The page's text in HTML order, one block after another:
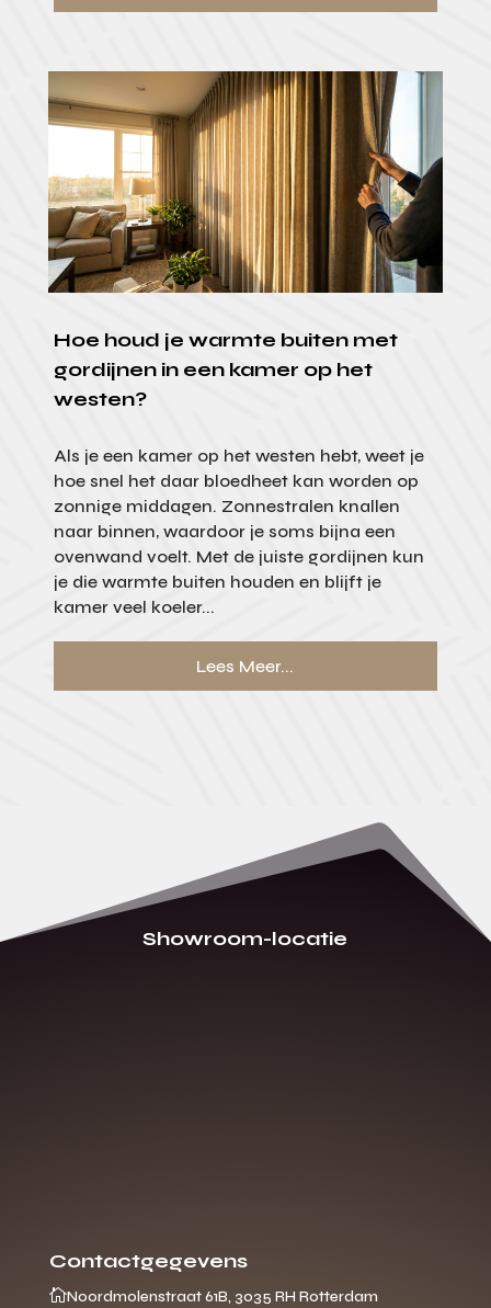
Hoe houd je warmte buiten met
gordijnen in een kamer op het
westen?
Als je een kamer op het westen hebt, weet je
hoe snel het daar bloedheet kan worden op
zonnige middagen. Zonnestralen knallen
naar binnen, waardoor je soms bijna een
ovenwand voelt. Met de juiste gordijnen kun
je die warmte buiten houden en blijft je
kamer veel koeler...
Lees Meer...
Showroom-locatie
Contactgegevens
Noordmolenstraat 61B, 3035 RH Rotterdam